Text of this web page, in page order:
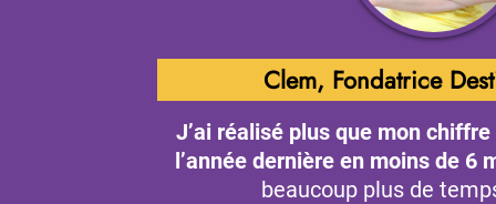
Clem, Fondatrice
J’ai réalisé plus que mon
l’année dernière en moins de 6
beaucoup plus de